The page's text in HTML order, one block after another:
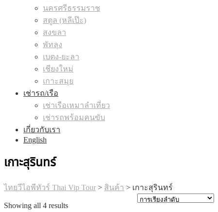
นครศรีธรรมราช
สตูล (หลีเป๊ะ)
สงขลา
พัทลุง
เบตง-ยะลา
เชียงใหม่
เกาะสมุย
เช่ารถ/เรือ
เช่าเรือเหมาลำเที่ยว
เช่ารถพร้อมคนขับ
เกี่ยวกับเรา
English
เกาะสุรินทร์
ไทยวีไอพีทัวร์ Thai Vip Tour > สินค้า > เกาะสุรินทร์
Showing all 4 results